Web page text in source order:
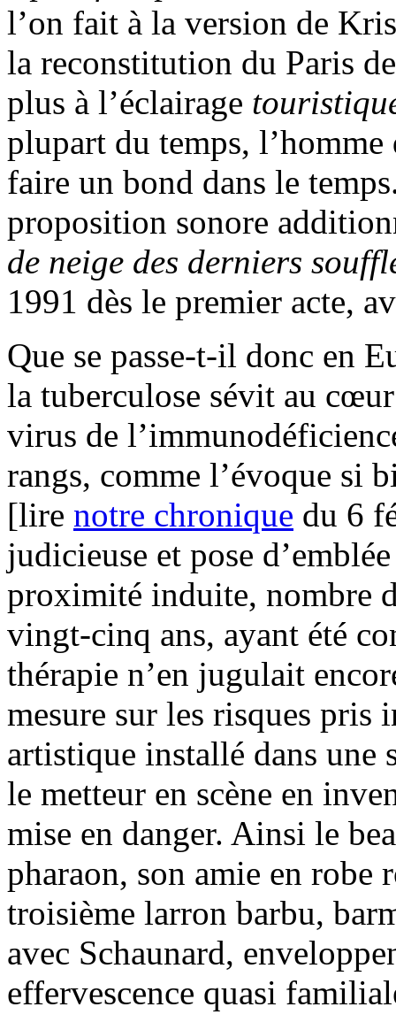
l’on fait à la version de
la reconstitution du Paris
plus à l’éclairage
plupart du temps,
faire un bond dans le
proposition sonore
de neige des derniers
1991 dès le premier acte,
Que se passe-t-il donc en
la tuberculose sévit au
virus de
rangs, comme l’évoque si
[lire notre chronique du 6
judicieuse et pose
proximité induite, nombre
vingt-cinq ans, ayant été
thérapie n’en jugulait
mesure sur les risques pris
artistique installé dans une
le metteur en scène en
mise en danger. Ainsi le
pharaon, son amie en robe
troisième larron barbu,
avec Schaunard,
effervescence quasi